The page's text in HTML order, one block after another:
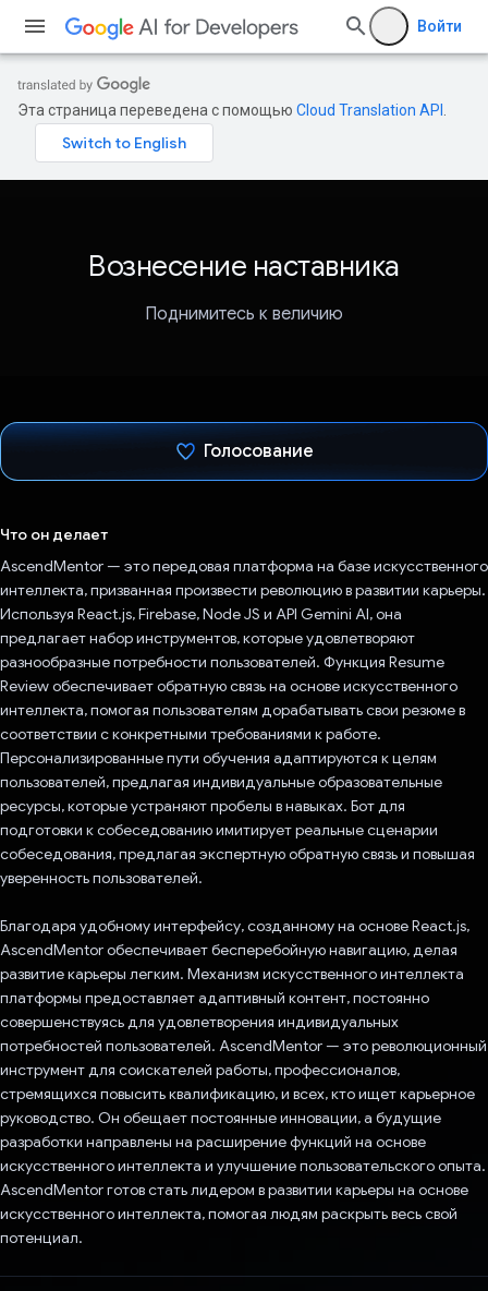
Войти
Эта страница переведена с помощью Cloud Translation API
Вознесение наставника
Поднимитесь к величию
Голосование
Что он делает
AscendMentor — это передовая платформа на базе искусственного
интеллекта, призванная произвести революцию в развитии карьеры.
Используя React.js, Firebase, Node JS и API Gemini AI, она
предлагает набор инструментов, которые удовлетворяют
разнообразные потребности пользователей. Функция Resume
Review обеспечивает обратную связь на основе искусственного
интеллекта, помогая пользователям дорабатывать свои резюме в
соответствии с конкретными требованиями к работе.
Персонализированные пути обучения адаптируются к целям
пользователей, предлагая индивидуальные образовательные
ресурсы, которые устраняют пробелы в навыках. Бот для
подготовки к собеседованию имитирует реальные сценарии
собеседования, предлагая экспертную обратную связь и повышая
уверенность пользователей.
Благодаря удобному интерфейсу, созданному на основе React.js,
AscendMentor обеспечивает бесперебойную навигацию, делая
развитие карьеры легким. Механизм искусственного интеллекта
платформы предоставляет адаптивный контент, постоянно
совершенствуясь для удовлетворения индивидуальных
потребностей пользователей. AscendMentor — это революционный
инструмент для соискателей работы, профессионалов,
стремящихся повысить квалификацию, и всех, кто ищет карьерное
руководство. Он обещает постоянные инновации, а будущие
разработки направлены на расширение функций на основе
искусственного интеллекта и улучшение пользовательского опыта.
AscendMentor готов стать лидером в развитии карьеры на основе
искусственного интеллекта, помогая людям раскрыть весь свой
потенциал.